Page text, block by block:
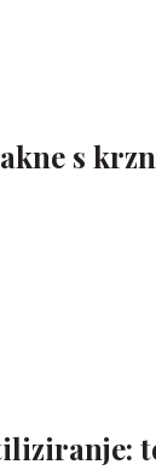
s